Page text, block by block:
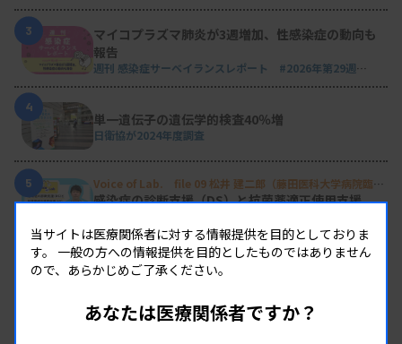
3
マイコプラズマ肺炎が3週増加、性感染症の動向も
報告
週刊 感染症サーベイランスレポート #2026年第29週
4
単一遺伝子の遺伝学的検査40％増
日衛協が2024年度調査
5
Voice of Lab. file 09 松井 建二郎（藤田医科大学病院臨床
検査部微生物遺伝子検査室）
感染症の診断支援（DS）と抗菌薬適正使用支援
EVENT
当サイトは医療関係者に対する情報提供を目的としておりま
す。 一般の方への情報提供を目的としたものではありません
ので、あらかじめご了承ください。
あなたは医療関係者ですか？